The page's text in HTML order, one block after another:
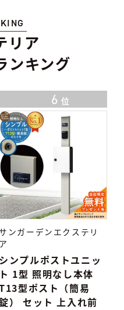
リア
ンキング
7 位
サンガーデンエクステリ
ア
タイル表札 TiNa ティ
ナ
7,500円（税込）